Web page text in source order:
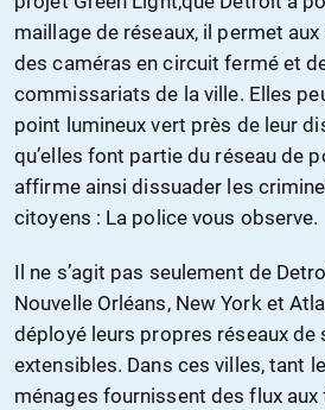
maillage de réseaux, il permet
des caméras en circuit fermé et
commissariats de la ville. Elles
point lumineux vert près de leur
qu’elles font partie du réseau de
affirme ainsi dissuader les
citoyens : La police vous observe.
Il ne s’agit pas seulement de
Nouvelle Orléans, New York et
déployé leurs propres réseaux de
extensibles. Dans ces villes, tant
ménages fournissent des flux